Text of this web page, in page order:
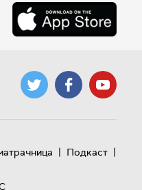
| Подкаст |